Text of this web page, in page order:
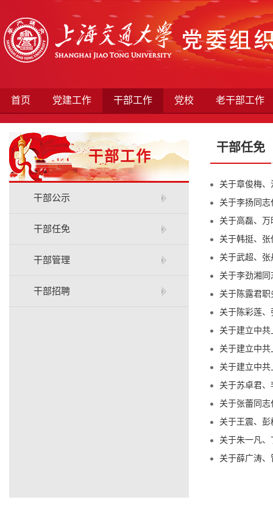
首页 党建工作 干部工作 党校 老干部工作
干部工作
干部公示
干部任免
干部管理
干部招聘
干部任免
关于章俊梅、
关于李扬同志
关于高磊、万
关于韩挺、张
关于武超、张
关于李劲湘同
关于陈露君职
关于陈彩莲、
关于建立中
关于建立中共
关于建立中
关于苏卓君、
关于张蕾同志
关于王震、彭
关于朱一凡、
关于薛广涛、